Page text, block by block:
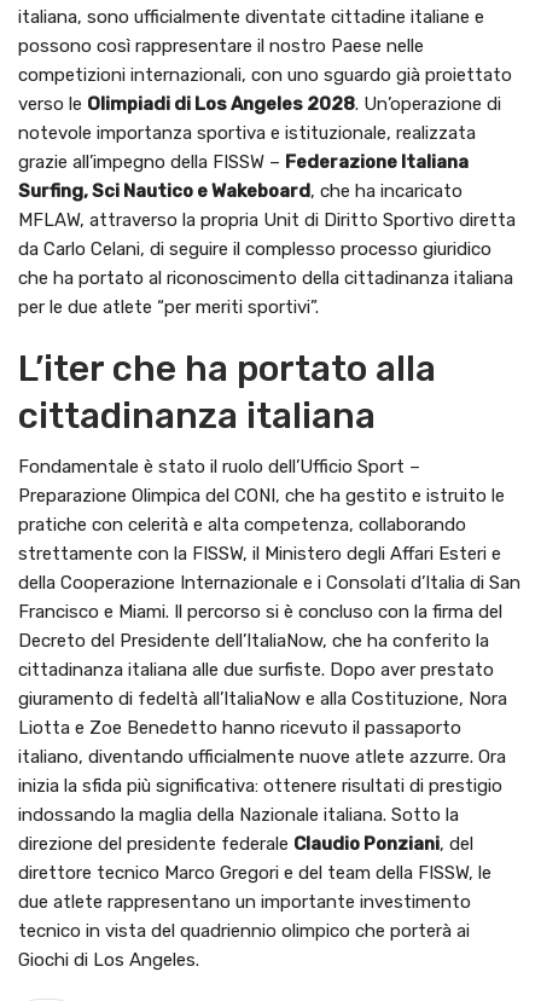
italiana, sono ufficialmente diventate cittadine italiane e
possono così rappresentare il nostro Paese nelle
competizioni internazionali, con uno sguardo già proiettato
verso le Olimpiadi di Los Angeles 2028. Un’operazione di
notevole importanza sportiva e istituzionale, realizzata
grazie all’impegno della FISSW – Federazione Italiana
Surfing, Sci Nautico e Wakeboard, che ha incaricato
MFLAW, attraverso la propria Unit di Diritto Sportivo diretta
da Carlo Celani, di seguire il complesso processo giuridico
che ha portato al riconoscimento della cittadinanza italiana
per le due atlete “per meriti sportivi”.
L’iter che ha portato alla
cittadinanza italiana
Fondamentale è stato il ruolo dell’Ufficio Sport –
Preparazione Olimpica del CONI, che ha gestito e istruito le
pratiche con celerità e alta competenza, collaborando
strettamente con la FISSW, il Ministero degli Affari Esteri e
della Cooperazione Internazionale e i Consolati d’Italia di San
Francisco e Miami. Il percorso si è concluso con la firma del
Decreto del Presidente dell’ItaliaNow, che ha conferito la
cittadinanza italiana alle due surfiste. Dopo aver prestato
giuramento di fedeltà all’ItaliaNow e alla Costituzione, Nora
Liotta e Zoe Benedetto hanno ricevuto il passaporto
italiano, diventando ufficialmente nuove atlete azzurre. Ora
inizia la sfida più significativa: ottenere risultati di prestigio
indossando la maglia della Nazionale italiana. Sotto la
direzione del presidente federale Claudio Ponziani, del
direttore tecnico Marco Gregori e del team della FISSW, le
due atlete rappresentano un importante investimento
tecnico in vista del quadriennio olimpico che porterà ai
Giochi di Los Angeles.